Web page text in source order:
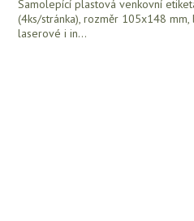
Samolepící plastová venkovní
(4ks/stránka), rozměr 105x148 mm,
laserové i in...